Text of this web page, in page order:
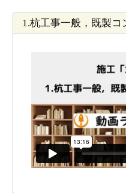
1.杭工事一般，既製